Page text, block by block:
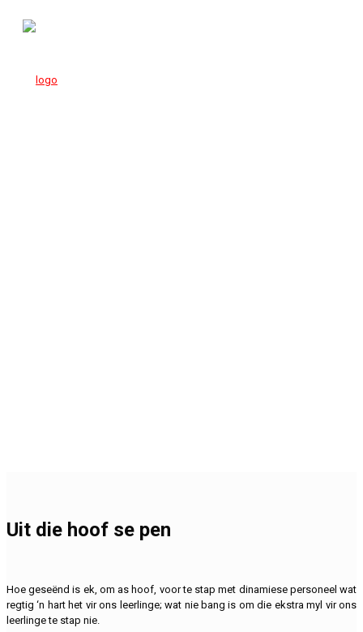
Uit die hoof se pen
Hoe geseënd is ek, om as hoof, voor te stap met dinamiese personeel wat
regtig ‘n hart het vir ons leerlinge; wat nie bang is om die ekstra myl vir ons
leerlinge te stap nie.